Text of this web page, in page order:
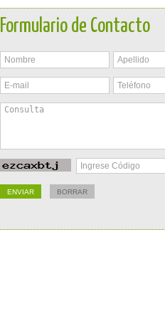
Formulario de Contacto